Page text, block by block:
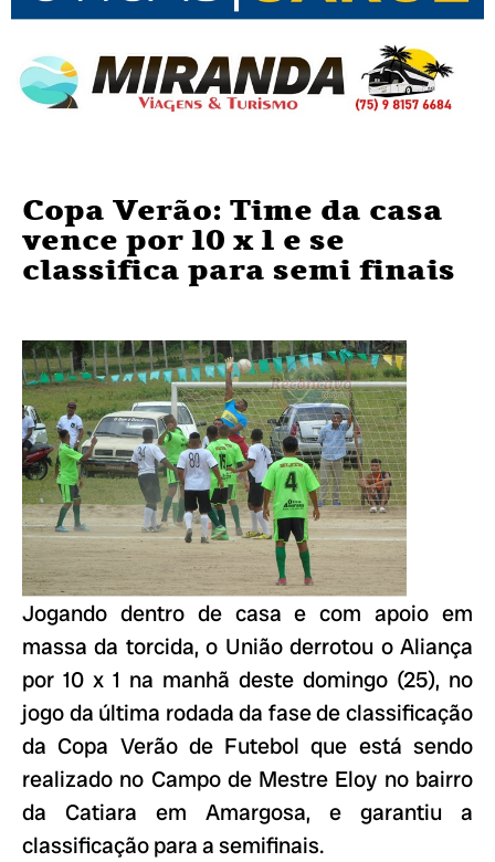
Copa Verão: Time da casa
vence por 10 x 1 e se
classifica para semi finais
Jogando dentro de casa e com apoio em
massa da torcida, o União derrotou o Aliança
por 10 x 1 na manhã deste domingo (25), no
jogo da última rodada da fase de classificação
da Copa Verão de Futebol que está sendo
realizado no Campo de Mestre Eloy no bairro
da Catiara em Amargosa, e garantiu a
classificação para a semifinais.